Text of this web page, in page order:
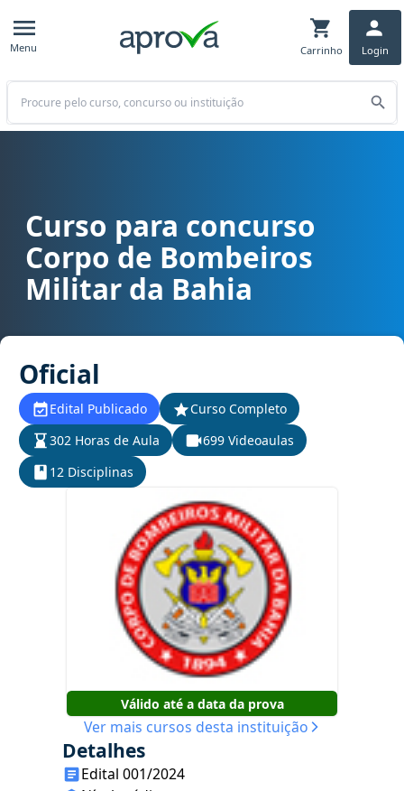
Menu Carrinho Login
Buscar
Curso para concurso CBM BA - Corpo de Bombeiros Militar da
Curso para concurso
Corpo de Bombeiros
Militar da Bahia
Oficial
Edital Publicado
Curso Completo
302 Horas de Aula
699 Videoaulas
12 Disciplinas
Válido até a data da prova
Ver mais cursos desta instituição
Detalhes
Edital 001/2024